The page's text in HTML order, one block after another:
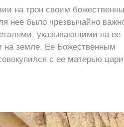
на трон своим
нее было чрезвычайно
указывающими на ее
на земле. Ее Божественным
с ее матерью